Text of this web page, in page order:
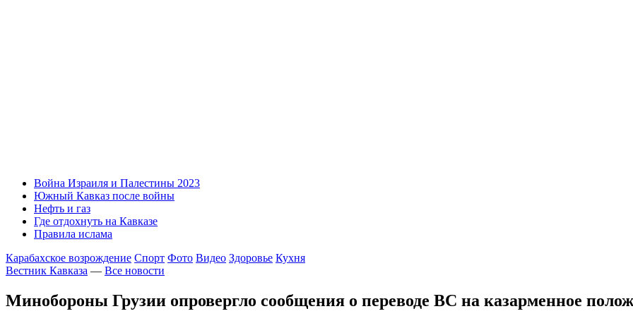
Война Израиля и Палестины 2023
Южный Кавказ после войны
Нефть и газ
Где отдохнуть на Кавказе
Правила ислама
Карабахское возрождение Спорт Фото Видео Здоровье Кухня
Вестник Кавказа — Все новости
Минобороны Грузии опровергло сообщения о переводе ВС на казарменное